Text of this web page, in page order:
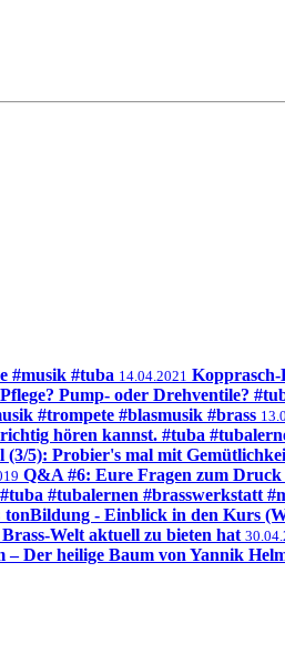
#musik #tuba 14.04.2021
Pump- oder Drehventile?
#trompete #blasmusik #brass
hören kannst. #tuba
(3/5): Probier's mal mit
Q&A #6: Eure Fragen zum
#tubalernen #brasswerkstatt
tonBildung - Einblick in den Kurs
Welt aktuell zu bieten hat
– Der heilige Baum von Yannik